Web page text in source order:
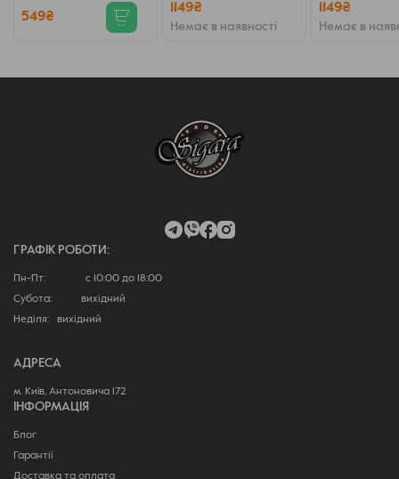
549₴
1149₴
Немає в наявності
1149₴
Немає в
ГРАФІК РОБОТИ:
Пн-Пт: с 10:00 до 18:00
Субота: вихідний
Неділя: вихідний
АДРЕСА
м. Київ, Антоновича 172
ІНФОРМАЦІЯ
Блог
Гарантії
Доставка та оплата